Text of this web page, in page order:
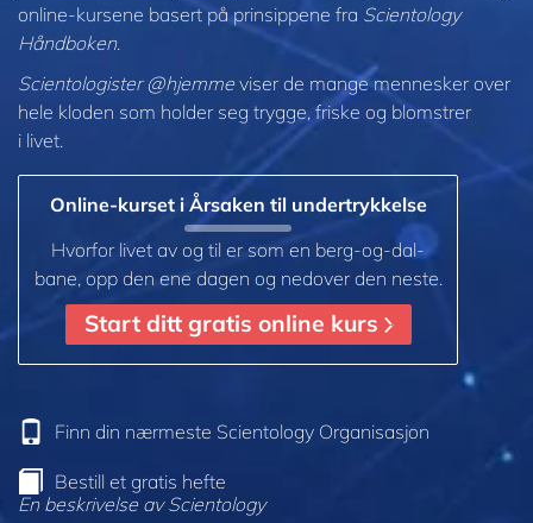
online-kursene basert på prinsippene fra Scientology
Håndboken.
Scientologister @hjemme viser de mange mennesker over
hele kloden som holder seg trygge, friske og blomstrer
i livet.
Online-kurset i Årsaken til undertrykkelse
Hvorfor livet av og til er som en berg-og-dal-
bane, opp den ene dagen og nedover den neste.
Start ditt gratis online kurs
Finn din nærmeste Scientology Organisasjon
Bestill et gratis hefte
En beskrivelse av Scientology